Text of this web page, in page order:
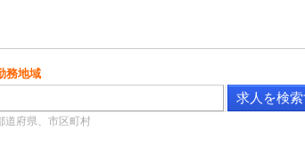
務地域
道府県、市区町村